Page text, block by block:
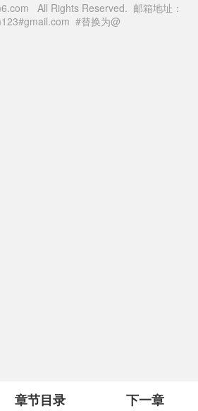
章节目录 下一章
All Rights Reserved. 邮箱地址：
#替换为@